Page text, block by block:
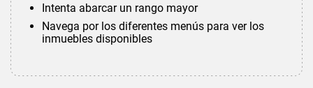
Intenta abarcar un rango mayor
Navega por los diferentes menús para ver los
inmuebles disponibles